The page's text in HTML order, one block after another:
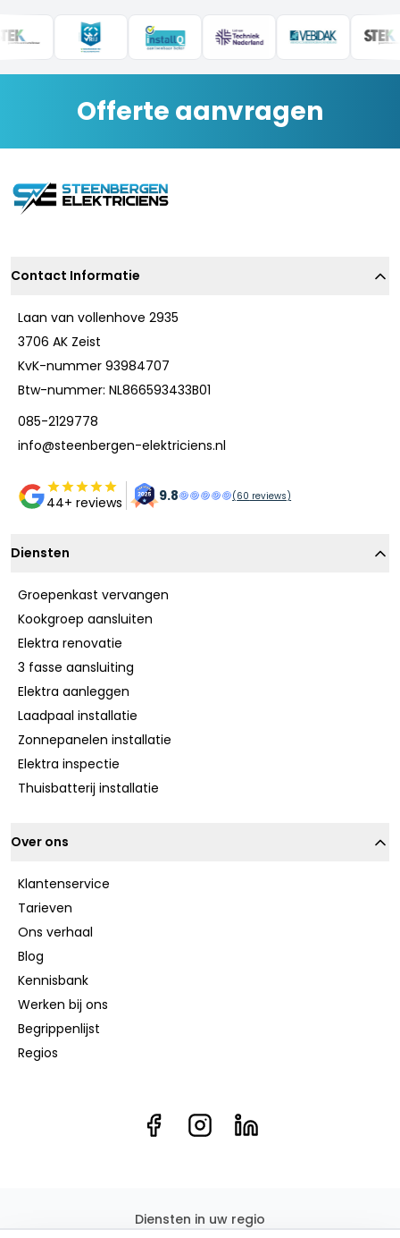
Offerte aanvragen
Contact Informatie
Laan van vollenhove 2935
3706 AK Zeist
KvK-nummer 93984707
Btw-nummer: NL866593433B01
085-2129778
info@steenbergen-elektriciens.nl
44+ reviews 9.8 (60 reviews)
Diensten
Groepenkast vervangen
Kookgroep aansluiten
Elektra renovatie
3 fasse aansluiting
Elektra aanleggen
Laadpaal installatie
Zonnepanelen installatie
Elektra inspectie
Thuisbatterij installatie
Over ons
Klantenservice
Tarieven
Ons verhaal
Blog
Kennisbank
Werken bij ons
Begrippenlijst
Regios
Diensten in uw regio